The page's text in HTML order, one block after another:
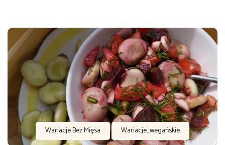
Wariacje Bez Mięsa Wariacje_wegańskie